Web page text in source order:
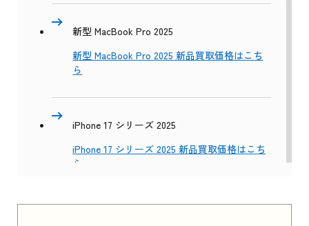
新型 MacBook Pro 2025
新型 MacBook Pro 2025 新品買取価格はこち
ら
iPhone 17 シリーズ 2025
iPhone 17 シリーズ 2025 新品買取価格はこち
ら